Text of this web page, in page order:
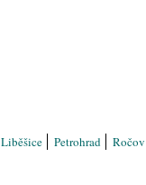
Liběšice Petrohrad